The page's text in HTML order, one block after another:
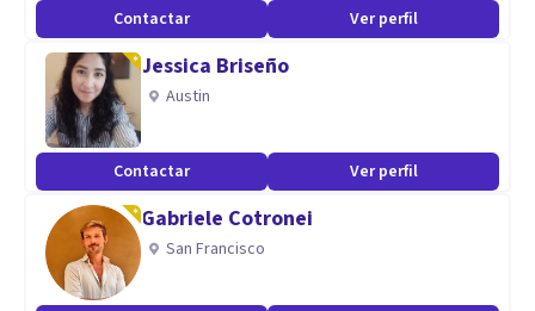
Contactar Ver perfil
Jessica Briseño
Austin
Contactar Ver perfil
Gabriele Cotronei
San Francisco